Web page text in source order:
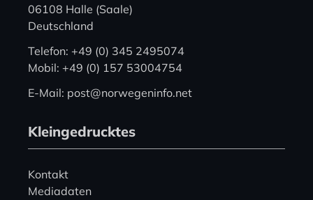
06108 Halle (Saale)
Deutschland
Telefon: +49 (0) 345 2495074
Mobil: +49 (0) 157 53004754
E-Mail: post@norwegeninfo.net
Kleingedrucktes
Kontakt
Mediadaten